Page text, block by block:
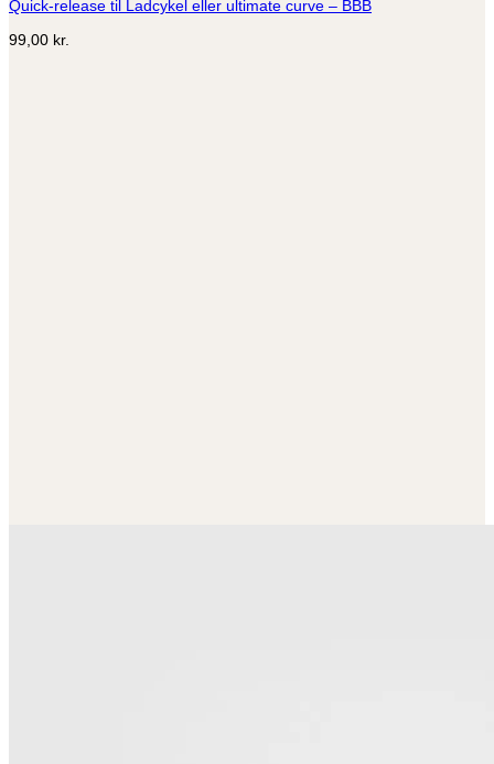
Quick-release til Ladcykel eller ultimate curve – BBB
99,00 kr.